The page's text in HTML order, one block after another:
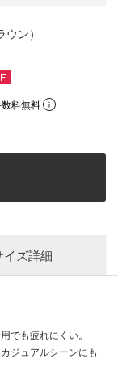
ン）
料無料
イズ詳細
でも疲れにくい。
ジュアルシーンにも